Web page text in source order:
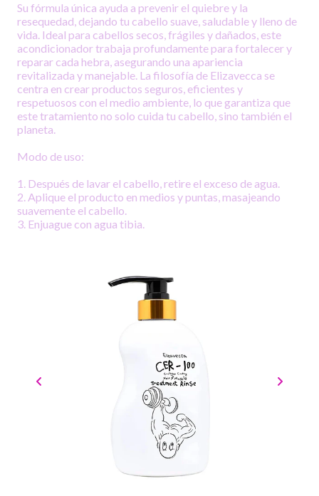
Su fórmula única ayuda a prevenir el quiebre y la
resequedad, dejando tu cabello suave, saludable y lleno de
vida. Ideal para cabellos secos, frágiles y dañados, este
acondicionador trabaja profundamente para fortalecer y
reparar cada hebra, asegurando una apariencia
revitalizada y manejable. La filosofía de Elizavecca se
centra en crear productos seguros, eficientes y
respetuosos con el medio ambiente, lo que garantiza que
este tratamiento no solo cuida tu cabello, sino también el
planeta.
Modo de uso:
1. Después de lavar el cabello, retire el exceso de agua.
2. Aplique el producto en medios y puntas, masajeando
suavemente el cabello.
3. Enjuague con agua tibia.